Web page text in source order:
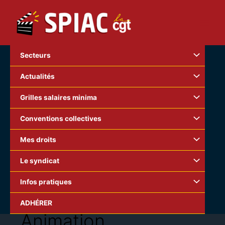
contenu
Secteurs
Actualités
Grilles salaires minima
Conventions collectives
Mes droits
Le syndicat
Infos pratiques
ADHÉRER